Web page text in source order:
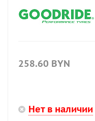
258.60 BYN
Нет в наличии